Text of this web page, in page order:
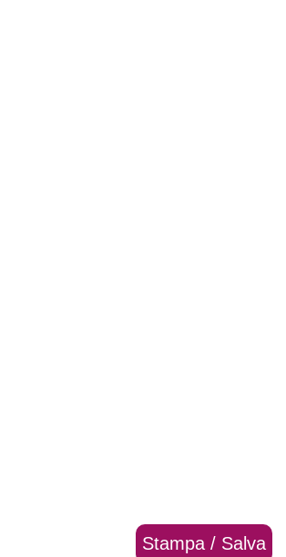
Stampa / Salva